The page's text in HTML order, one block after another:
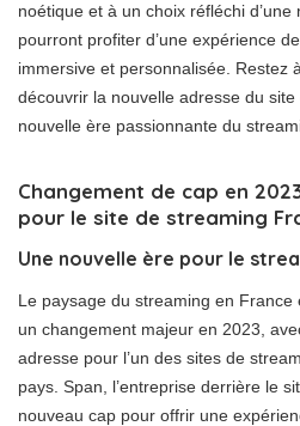
noétique et à un choix réfléchi
pourront profiter d’une expérience
immersive et personnalisée. Restez
découvrir la nouvelle adresse du
nouvelle ère passionnante du
Changement de cap en
pour le site de streaming
Une nouvelle ère pour le
Le paysage du streaming en
un changement majeur en 2023,
adresse pour l’un des sites de
pays. Span, l’entreprise derrière le
nouveau cap pour offrir une